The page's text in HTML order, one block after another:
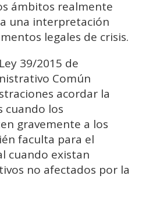
ámbitos realmente
una interpretación
legales de crisis.
39/2015 de
Común
acordar la
cuando los
gravemente a los
faculta para el
cuando existan
no afectados por la